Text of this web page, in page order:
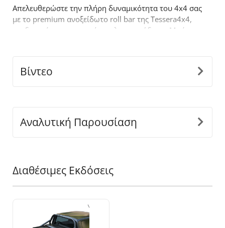
Απελευθερώστε την πλήρη δυναμικότητα του 4x4 σας
με το premium ανοξείδωτο roll bar της Tessera4x4,
σχεδιασμένο για αντοχή, στυλ και απόδοση. Με έναν
Βασικά χαρακτηριστικά:
σωλήνες Ø65 mm για να αντέχει σε δύσκολες
συνθήκες, προσφέροντας παράλληλα μια κομψή,
σχεδιασμός, προσαρμόζεται τέλεια στις διαστάσεις
της καρότσας του οχήματος σας, εξασφαλίζοντας
άψογη και ασφαλή εγκατάσταση.
αντέχουν σε βαριά φορτία, τα πόδια είναι ενωμένα
ως ένα κομμάτι για αντοχή και διάρκεια ζωής σε
Βίντεο
Αναλυτική Παρουσίαση
Διαθέσιμες Εκδόσεις